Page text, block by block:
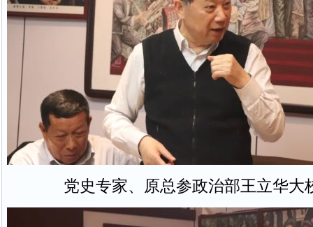
党史专家、原总参政治部王立华大